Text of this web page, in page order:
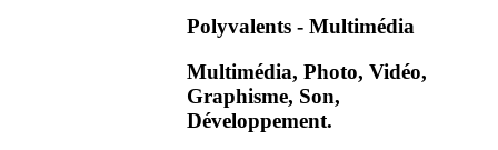
Polyvalents - Multimédia
Multimédia, Photo, Vidéo,
Graphisme, Son,
Développement.